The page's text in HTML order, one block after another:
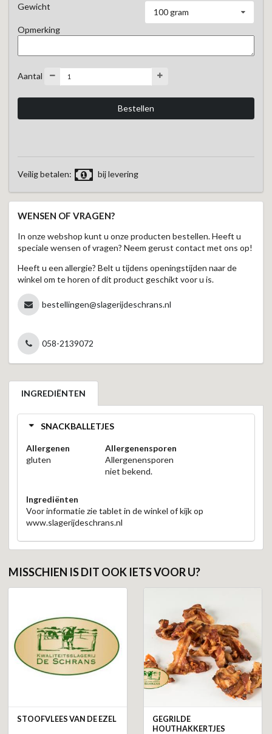
Gewicht
100 gram
Opmerking
Aantal
Veilig betalen: bij levering
WENSEN OF VRAGEN?
In onze webshop kunt u onze producten bestellen. Heeft u
speciale wensen of vragen? Neem gerust contact met ons op!
Heeft u een allergie? Belt u tijdens openingstijden naar de
winkel om te horen of dit product geschikt voor u is.
bestellingen@slagerijdeschrans.nl
058-2139072
INGREDIËNTEN
SNACKBALLETJES
Allergenen
gluten
Allergenensporen
Allergenensporen
niet bekend.
Ingrediënten
Voor informatie zie tablet in de winkel of kijk op
www.slagerijdeschrans.nl
MISSCHIEN IS DIT OOK IETS VOOR U?
STOOFVLEES VAN DE EZEL
GEGRILDE
HOUTHAKKERTJES